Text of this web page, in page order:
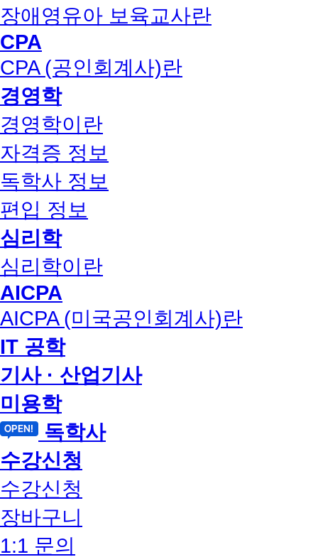
장애영유아 보육교사란
CPA
CPA (공인회계사)란
경영학
경영학이란
자격증 정보
독학사 정보
편입 정보
심리학
심리학이란
AICPA
AICPA (미국공인회계사)란
IT 공학
기사 · 산업기사
미용학
독학사
수강신청
수강신청
장바구니
1:1 문의
나 상담 시로부터 3년 이내 탈퇴하는 자의 경우, 소
만 또는 분쟁처리를 위해 3년간 보관합니다.
에는 상담 신청이 제한됩니다.
나 상담 시로부터 3년 이내 탈퇴하는 자의 경우, 소
만 또는 분쟁처리를 위해 3년간 보관합니다.
에는 상담 신청이 제한됩니다.
나 상담 시로부터 3년 이내 탈퇴하는 자의 경우, 소
만 또는 분쟁처리를 위해 3년간 보관합니다.
에는 상담 신청이 제한됩니다.